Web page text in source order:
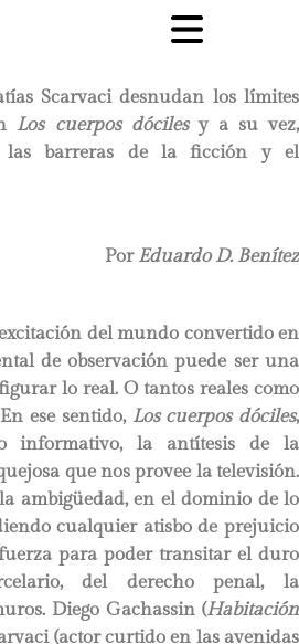
Scarvaci desnudan los límites
Los cuerpos dócilesy a su vez,
las barreras de la ficción y el
Por Eduardo D. Benítez
del mundo convertido en
de observación puede ser una
lo real. O tantos reales como
ese sentido, Los cuerpos dóciles,
informativo, la antítesis de la
que nos provee la televisión.
ambigüedad, en el dominio de lo
cualquier atisbo de prejuicio
para poder transitar el duro
del derecho penal, la
Diego Gachassin (Habitación
(actor curtido en las avenidas